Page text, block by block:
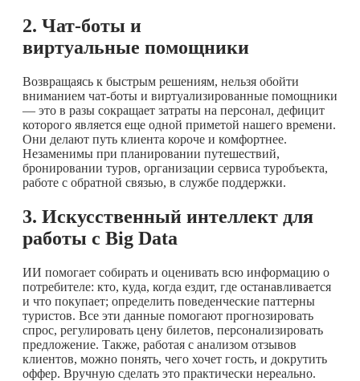
2. Чат-боты и
виртуальные помощники
Возвращаясь к быстрым решениям, нельзя обойти
вниманием чат-боты и виртуализированные помощники
— это в разы сокращает затраты на персонал, дефицит
которого является еще одной приметой нашего времени.
Они делают путь клиента короче и комфортнее.
Незаменимы при планировании путешествий,
бронировании туров, организации сервиса туробъекта,
работе с обратной связью, в службе поддержки.
3. Искусственный интеллект для
работы с Big Data
ИИ помогает собирать и оценивать всю информацию о
потребителе: кто, куда, когда ездит, где останавливается
и что покупает; определить поведенческие паттерны
туристов. Все эти данные помогают прогнозировать
спрос, регулировать цену билетов, персонализировать
предложение. Также, работая с анализом отзывов
клиентов, можно понять, чего хочет гость, и докрутить
оффер. Вручную сделать это практически нереально.